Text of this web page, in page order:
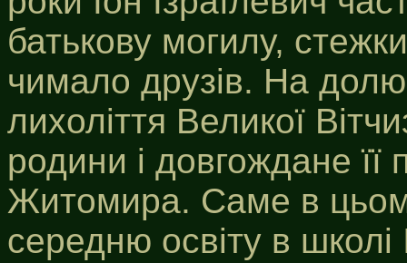
батькову могилу,
чимало друзів. На
лихоліття Великої
родини і довгождане
Житомира. Саме в
середню освіту в